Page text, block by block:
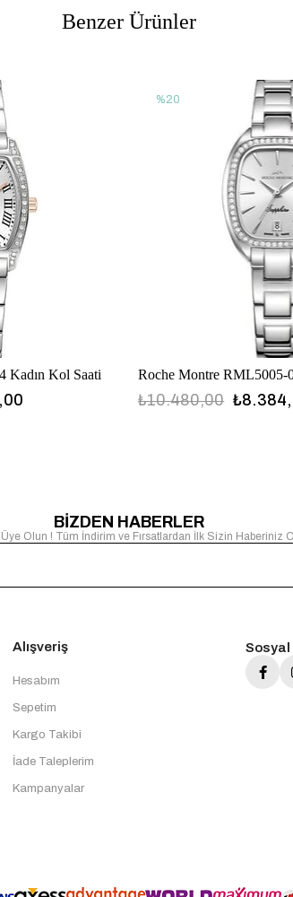
Benzer Ürünler
Kadın Kol Saati Roche Montre RML5005-
₺10.480,00
%20
BİZDEN HABERLER
Olun ! Tüm İndirim ve Fırsatlardan İlk Sizin Haberiniz
Alışveriş
Hesabım
Sepetim
Kargo Takibi
İade Taleplerim
Kampanyalar
Sosyal